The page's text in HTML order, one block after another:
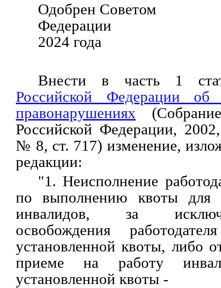
Одобрен Советом
Федерации 6
2024 года
Внести в часть 1
Российской Федерации об
правонарушениях (Собрание
Российской Федерации,
№ 8, ст. 717) изменение,
редакции:
"1. Неисполнение
по выполнению квоты для
инвалидов, за
освобождения
установленной квоты, либо
приеме на работу
установленной квоты -